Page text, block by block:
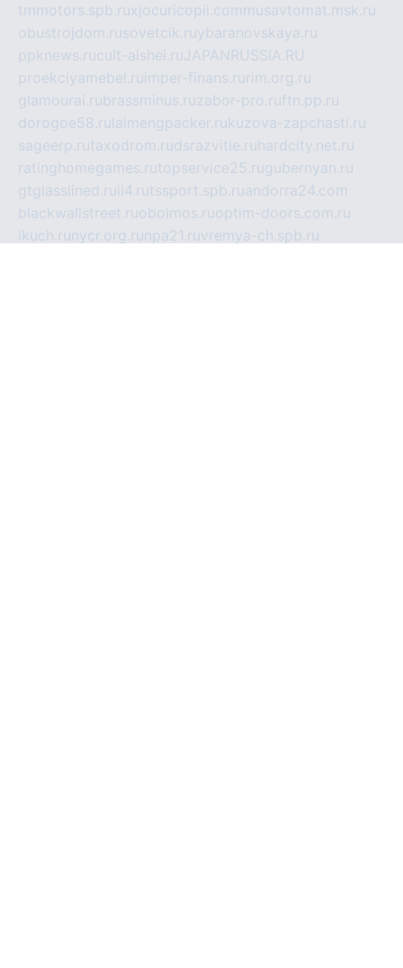
tmmotors.spb.ruxjocuricopii.com musavtomat.msk.ru
obustrojdom.rusovetcik.ruybaranovskaya.ru
ppknews.rucult-alshei.ruJAPANRUSSIA.RU
proekciyamebel.ru imper-finans.ru rim.org.ru
glamourai.rubrassminus.ruzabor-pro.ruftn.pp.ru
dorogoe58.ru laimengpacker.rukuzova-zapchasti.ru
sageerp.rutaxodrom.rudsrazvitie.ru hardcity.net.ru
ratinghomegames.rutopservice25.rugubernyan.ru
gtglasslined.ru ii4.rutssport.spb.ruandorra24.com
blackwallstreet.ruoboimos.ruoptim-doors.com.ru
ikuch.ru nycr.org.ru npa21.ruvremya-ch.spb.ru